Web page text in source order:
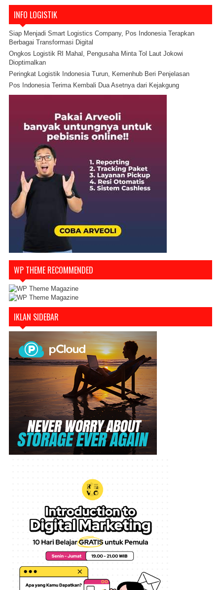
INFO LOGISTIK
Siap Menjadi Smart Logistics Company, Pos Indonesia Terapkan
Berbagai Transformasi Digital
Ongkos Logistik RI Mahal, Pengusaha Minta Tol Laut Jokowi
Dioptimalkan
Peringkat Logistik Indonesia Turun, Kemenhub Beri Penjelasan
Pos Indonesia Terima Kembali Dua Asetnya dari Kejakgung
WP THEME RECOMMENDED
IKLAN SIDEBAR